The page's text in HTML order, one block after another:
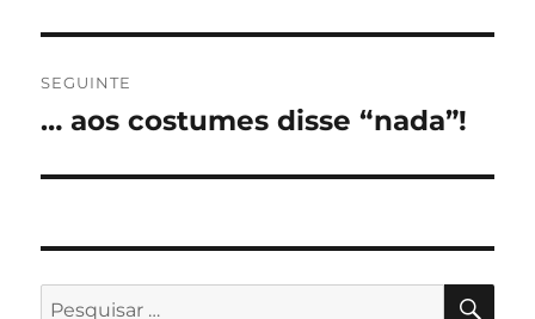
SEGUINTE
Artigo
… aos costumes disse “nada”!
Pesquisar